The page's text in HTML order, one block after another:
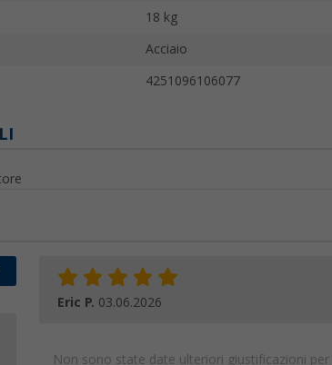
18 kg
Acciaio
4251096106077
Eric P. 03.06.2026
Non sono state date ulteriori giustificazioni